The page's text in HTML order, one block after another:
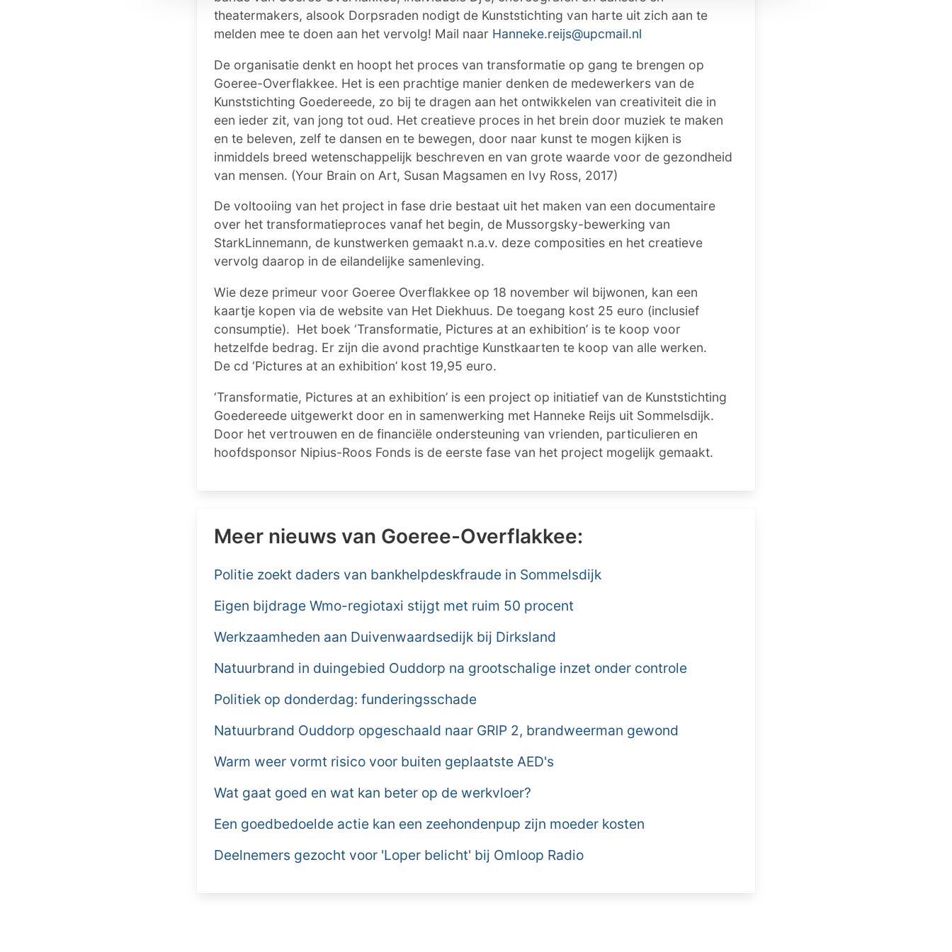
theatermakers, alsook Dorpsraden nodigt de Kunststichting van harte uit zich aan te
melden mee te doen aan het vervolg! Mail naar Hanneke.reijs@upcmail.nl
De organisatie denkt en hoopt het proces van transformatie op gang te brengen op
Goeree-Overflakkee. Het is een prachtige manier denken de medewerkers van de
Kunststichting Goedereede, zo bij te dragen aan het ontwikkelen van creativiteit die in
een ieder zit, van jong tot oud. Het creatieve proces in het brein door muziek te maken
en te beleven, zelf te dansen en te bewegen, door naar kunst te mogen kijken is
inmiddels breed wetenschappelijk beschreven en van grote waarde voor de gezondheid
van mensen. (Your Brain on Art, Susan Magsamen en Ivy Ross, 2017)
De voltooiing van het project in fase drie bestaat uit het maken van een documentaire
over het transformatieproces vanaf het begin, de Mussorgsky-bewerking van
StarkLinnemann, de kunstwerken gemaakt n.a.v. deze composities en het creatieve
vervolg daarop in de eilandelijke samenleving.
Wie deze primeur voor Goeree Overflakkee op 18 november wil bijwonen, kan een
kaartje kopen via de website van Het Diekhuus. De toegang kost 25 euro (inclusief
consumptie). Het boek ‘Transformatie, Pictures at an exhibition’ is te koop voor
hetzelfde bedrag. Er zijn die avond prachtige Kunstkaarten te koop van alle werken.
De cd ‘Pictures at an exhibition’ kost 19,95 euro.
‘Transformatie, Pictures at an exhibition’ is een project op initiatief van de Kunststichting
Goedereede uitgewerkt door en in samenwerking met Hanneke Reijs uit Sommelsdijk.
Door het vertrouwen en de financiële ondersteuning van vrienden, particulieren en
hoofdsponsor Nipius-Roos Fonds is de eerste fase van het project mogelijk gemaakt.
Meer nieuws van Goeree-Overflakkee:
Politie zoekt daders van bankhelpdeskfraude in Sommelsdijk
Eigen bijdrage Wmo-regiotaxi stijgt met ruim 50 procent
Werkzaamheden aan Duivenwaardsedijk bij Dirksland
Natuurbrand in duingebied Ouddorp na grootschalige inzet onder controle
Politiek op donderdag: funderingsschade
Natuurbrand Ouddorp opgeschaald naar GRIP 2, brandweerman gewond
Warm weer vormt risico voor buiten geplaatste AED's
Wat gaat goed en wat kan beter op de werkvloer?
Een goedbedoelde actie kan een zeehondenpup zijn moeder kosten
Deelnemers gezocht voor 'Loper belicht' bij Omloop Radio